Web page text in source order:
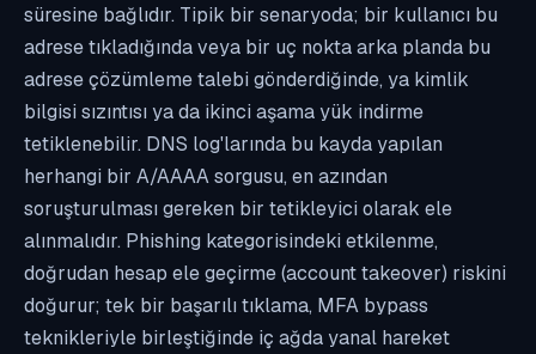
süresine bağlıdır. Tipik bir senaryoda; bir kullanıcı bu
adrese tıkladığında veya bir uç nokta arka planda bu
adrese çözümleme talebi gönderdiğinde, ya kimlik
bilgisi sızıntısı ya da ikinci aşama yük indirme
tetiklenebilir. DNS log'larında bu kayda yapılan
herhangi bir A/AAAA sorgusu, en azından
soruşturulması gereken bir tetikleyici olarak ele
alınmalıdır. Phishing kategorisindeki etkilenme,
doğrudan hesap ele geçirme (account takeover) riskini
doğurur; tek bir başarılı tıklama, MFA bypass
teknikleriyle birleştiğinde iç ağda yanal hareket